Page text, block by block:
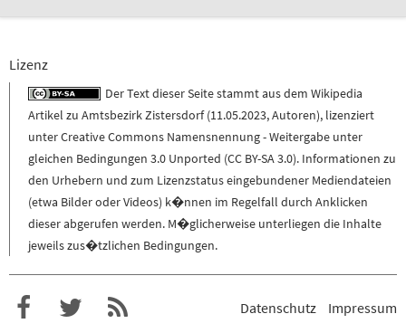
Lizenz
Der Text dieser Seite stammt aus dem Wikipedia
Artikel zu Amtsbezirk Zistersdorf(11.05.2023,Autoren), lizenziert
unterCreative Commons Namensnennung - Weitergabe unter
gleichen Bedingungen 3.0 Unported (CC BY-SA 3.0). Informationen zu
den Urhebern und zum Lizenzstatus eingebundener Mediendateien
(etwa Bilder oder Videos) k�nnen im Regelfall durch Anklicken
dieser abgerufen werden. M�glicherweise unterliegen die Inhalte
jeweils zus�tzlichen Bedingungen.
Datenschutz Impressum